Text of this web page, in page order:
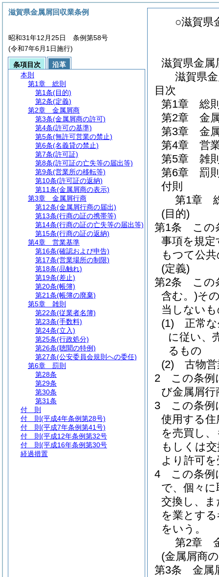
○滋賀県
滋賀県金
滋賀県
目次
第1章
総
第2章
金
第3章
金
第4章
営
第5章
雑
第6章
罰
付則
第1章
(目的)
第1条
この
事項を規
もつて公
(定義)
第2条
この
含む。)そ
当しない
(1)
正常
に従い、
るもの
(2)
古物
2
この条例
び金属屑
3
この条例
使用する
を売買し
もしくは
より許可
4
この条例
で、個々
交換し、
を業とす
をいう。
第2章
(金属屑商
第3条
金属
滋賀県金属屑回収業条例
昭和31年12月25日 条例第58号
(令和7年6月1日施行)
条項目次
沿革
本則
第1章
総則
第1条(目的)
第2条(定義)
第2章
金属屑商
第3条(金属屑商の許可)
第4条(許可の基準)
第5条(無許可営業の禁止)
第6条(名義貸の禁止)
第7条(許可証)
第8条(許可証の亡失等の届出等)
第9条(営業所の移転等)
第10条(許可証の返納)
第11条(金属屑商の表示)
第3章
金属屑行商
第12条(金属屑行商の届出)
第13条(行商の証の携帯等)
第14条(行商の証の亡失等の届出等)
第15条(行商の証の返納)
第4章
営業基準
第16条(確認および申告)
第17条(営業場所の制限)
第18条(品触れ)
第19条(差止)
第20条(帳簿)
第21条(帳簿の廃棄)
第5章
雑則
第22条(従業者名簿)
第23条(手数料)
第24条(立入)
第25条(行政処分)
第26条(聴聞の特例)
第27条(公安委員会規則への委任)
第6章
罰則
第28条
第29条
第30条
第31条
付 則
付 則 (平成4年条例第28号)
付 則 (平成7年条例第41号)
付 則 (平成12年条例第32号
付 則 (平成16年条例第30号
経過措置